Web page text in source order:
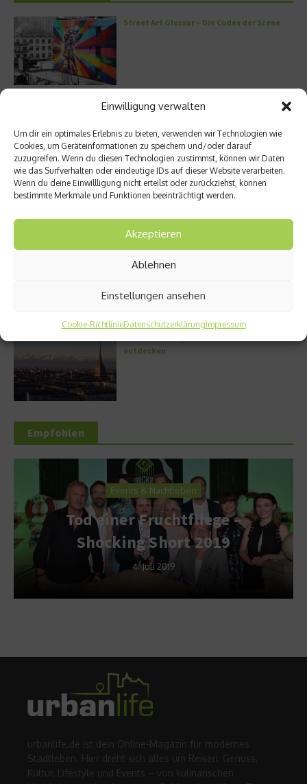
Einwilligung verwalten
Um dir ein optimales Erlebnis zu bieten, verwenden wir Technologien wie
Cookies, um Geräteinformationen zu speichern und/oder darauf
zuzugreifen. Wenn du diesen Technologien zustimmst, können wir Daten
wie das Surfverhalten oder eindeutige IDs auf dieser Website verarbeiten.
Wenn du deine Einwillligung nicht erteilst oder zurückziehst, können
bestimmte Merkmale und Funktionen beeinträchtigt werden.
Akzeptieren
Ablehnen
Einstellungen ansehen
Cookie-RichtlinieDatenschutzerklärungImpressum
Street Art Glossar – Die Codes der Szene
Architektur: Verrückte Häuser
Kann man Hunde vegan ernähren?
Griechische Kochkunst in Athen: Das Makris
Athens by Domes
entdecken
Empfohlen
Events & Nachtleben
Tod einer Fruchtfliege –
Shocking Short 2019
4. Juli 2019
urbanlife.de ist dein Online-Magazin für modernes
Stadtleben. Hier dreht sich alles um Reisen, Genuss,
Kultur, Lifestyle und Events – von kulinarischen